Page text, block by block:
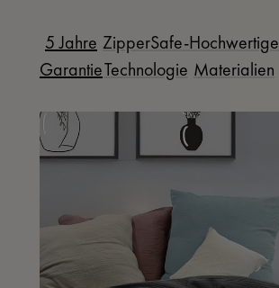
5 Jahre
Garantie
ZipperSafe-
Technologie
Hochwertige
Materialien